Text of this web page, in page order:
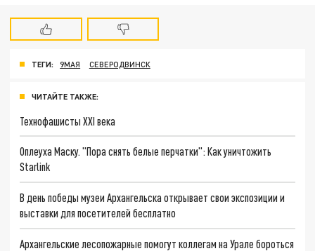
ТЕГИ: 9МАЯ СЕВЕРОДВИНСК
ЧИТАЙТЕ ТАКЖЕ:
Технофашисты XXI века
Оплеуха Маску. "Пора снять белые перчатки": Как уничтожить
Starlink
В день победы музеи Архангельска открывает свои экспозиции и
выставки для посетителей бесплатно
Архангельские лесопожарные помогут коллегам на Урале бороться